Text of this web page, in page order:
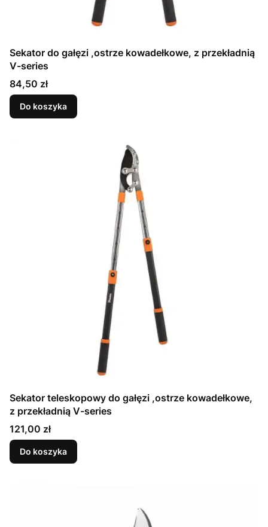
Sekator do gałęzi ,ostrze kowadełkowe, z przekładnią
V-series
Cena
84,50 zł
Do koszyka
Sekator teleskopowy do gałęzi ,ostrze kowadełkowe,
z przekładnią V-series
Cena
121,00 zł
Do koszyka